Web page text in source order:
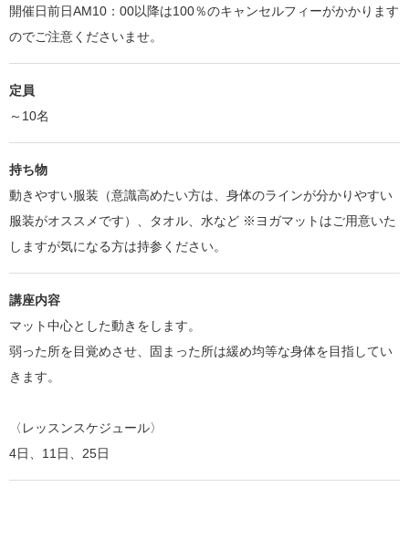
開催日前日AM10：00以降は100％のキャンセルフィーがかかります
のでご注意くださいませ。
定員
～10名
持ち物
動きやすい服装（意識高めたい方は、身体のラインが分かりやすい
服装がオススメです）、タオル、水など ※ヨガマットはご用意いた
しますが気になる方は持参ください。
講座内容
マット中心とした動きをします。
弱った所を目覚めさせ、固まった所は緩め均等な身体を目指してい
きます。
〈レッスンスケジュール〉
4日、11日、25日